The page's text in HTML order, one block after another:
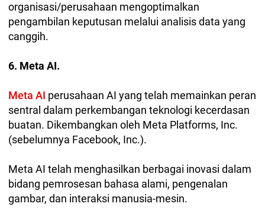
organisasi/perusahaan mengoptimalkan
pengambilan keputusan melalui analisis data yang
canggih.
6. Meta AI.
Meta AI perusahaan AI yang telah memainkan peran
sentral dalam perkembangan teknologi kecerdasan
buatan. Dikembangkan oleh Meta Platforms, Inc.
(sebelumnya Facebook, Inc.).
Meta AI telah menghasilkan berbagai inovasi dalam
bidang pemrosesan bahasa alami, pengenalan
gambar, dan interaksi manusia-mesin.